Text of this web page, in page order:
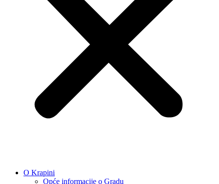
O Krapini
Opće informacije o Gradu